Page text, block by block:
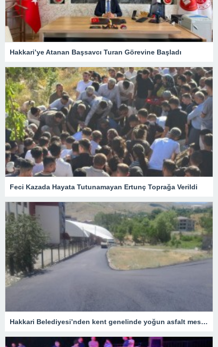
Hakkari’ye Atanan Başsavcı Turan Görevine Başladı
Feci Kazada Hayata Tutunamayan Ertunç Toprağa Verildi
Hakkari Belediyesi’nden kent genelinde yoğun asfalt mesaisi